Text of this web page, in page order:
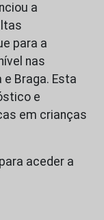
a
para a
nas
Braga. Esta
e
em crianças
para aceder a